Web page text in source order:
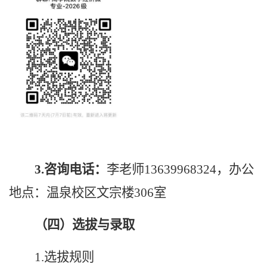
3.咨询电话： 李老师13639968324，办公
地点：温泉校区文宗楼306室
（四）选拔与录取
1.选拔规则